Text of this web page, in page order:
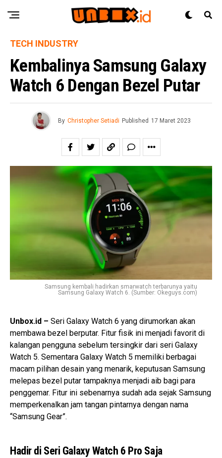
TECH INDUSTRY
Kembalinya Samsung Galaxy
Watch 6 Dengan Bezel Putar
By Christopher Setiadi Published 17 Maret 2023
Samsung kembali hadirkan smarwatch terbarunya yaitu
Samsung Galaxy Watch 6. (Sumber: Okeguys.com)
Unbox.id – Seri Galaxy Watch 6 yang dirumorkan akan
membawa bezel berputar. Fitur fisik ini menjadi favorit di
kalangan pengguna sebelum tersingkir dari seri Galaxy
Watch 5. Sementara Galaxy Watch 5 memiliki berbagai
macam pilihan desain yang menarik, keputusan Samsung
melepas bezel putar tampaknya menjadi aib bagi para
penggemar. Fitur ini sebenarnya sudah ada sejak Samsung
memperkenalkan jam tangan pintarnya dengan nama
“Samsung Gear”.
Hadir di Seri Galaxy Watch 6 Pro Saja